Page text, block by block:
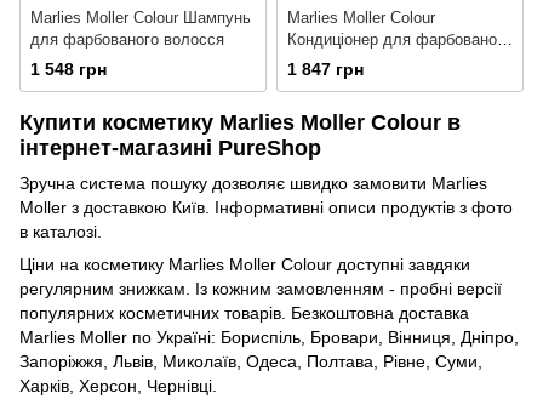
Marlies Moller Colour Шампунь
для фарбованого волосся
1 548 грн
Marlies Moller Colour
Кондиціонер для фарбованого
волосся
1 847 грн
Купити косметику Marlies Moller Colour в
інтернет-магазині PureShop
Зручна система пошуку дозволяє швидко замовити Marlies
Moller з доставкою Київ. Інформативні описи продуктів з фото
в каталозі.
Ціни на косметику Marlies Moller Colour доступні завдяки
регулярним знижкам. Із кожним замовленням - пробні версії
популярних косметичних товарів. Безкоштовна доставка
Marlies Moller по Україні: Бориспіль, Бровари, Вінниця, Дніпро,
Запоріжжя, Львів, Миколаїв, Одеса, Полтава, Рівне, Суми,
Харків, Херсон, Чернівці.